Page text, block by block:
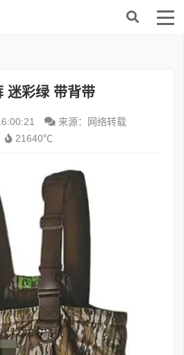
迷彩绿 带背带
来源：网络转载
21640℃